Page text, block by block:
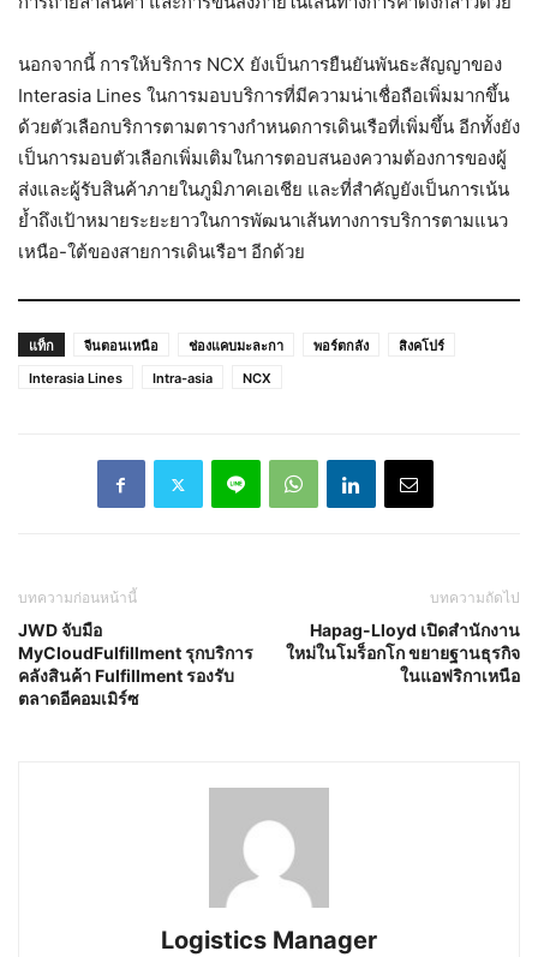
นอกจากนี้ การให้บริการ NCX ยังเป็นการยืนยันพันธะสัญญาของ
Interasia Lines ในการมอบบริการที่มีความน่าเชื่อถือเพิ่มมากขึ้น
ด้วยตัวเลือกบริการตามตารางกำหนดการเดินเรือที่เพิ่มขึ้น อีกทั้งยัง
เป็นการมอบตัวเลือกเพิ่มเติมในการตอบสนองความต้องการของผู้
ส่งและผู้รับสินค้าภายในภูมิภาคเอเชีย และที่สำคัญยังเป็นการเน้น
ย้ำถึงเป้าหมายระยะยาวในการพัฒนาเส้นทางการบริการตามแนว
เหนือ-ใต้ของสายการเดินเรือฯ อีกด้วย
แท็ก จีนตอนเหนือ ช่องแคบมะละกา พอร์ตกลัง
สิงคโปร์
Interasia Lines
Intra-asia NCX
บทความก่อนหน้านี้
JWD จับมือ
MyCloudFulfillment รุกบริการ
คลังสินค้า Fulfillment รองรับ
ตลาดอีคอมเมิร์ซ
บทความถัดไป
Hapag-Lloyd เปิดสำนักงาน
ใหม่ในโมร็อกโก ขยายฐานธุรกิจ
ในแอฟริกาเหนือ
Logistics Manager